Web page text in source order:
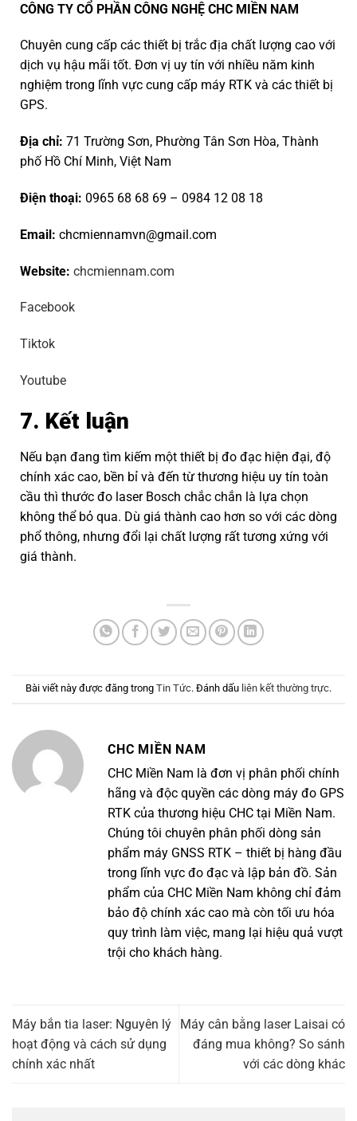
CÔNG TY CỔ PHẦN CÔNG NGHỆ CHC MIỀN NAM
Chuyên cung cấp các thiết bị trắc địa chất lượng cao với
dịch vụ hậu mãi tốt. Đơn vị uy tín với nhiều năm kinh
nghiệm trong lĩnh vực cung cấp máy RTK và các thiết bị
GPS.
Địa chỉ: 71 Trường Sơn, Phường Tân Sơn Hòa, Thành
phố Hồ Chí Minh, Việt Nam
Điện thoại: 0965 68 68 69 – 0984 12 08 18
Email: chcmiennamvn@gmail.com
Website: chcmiennam.com
Facebook
Tiktok
Youtube
7. Kết luận
Nếu bạn đang tìm kiếm một thiết bị đo đạc hiện đại, độ
chính xác cao, bền bỉ và đến từ thương hiệu uy tín toàn
cầu thì thước đo laser Bosch chắc chắn là lựa chọn
không thể bỏ qua. Dù giá thành cao hơn so với các dòng
phổ thông, nhưng đổi lại chất lượng rất tương xứng với
giá thành.
Bài viết này được đăng trong Tin Tức. Đánh dấu liên kết thường trực.
CHC MIỀN NAM
CHC Miền Nam là đơn vị phân phối chính
hãng và độc quyền các dòng máy đo GPS
RTK của thương hiệu CHC tại Miền Nam.
Chúng tôi chuyên phân phối dòng sản
phẩm máy GNSS RTK – thiết bị hàng đầu
trong lĩnh vực đo đạc và lập bản đồ. Sản
phẩm của CHC Miền Nam không chỉ đảm
bảo độ chính xác cao mà còn tối ưu hóa
quy trình làm việc, mang lại hiệu quả vượt
trội cho khách hàng.
Máy bắn tia laser: Nguyên lý
hoạt động và cách sử dụng
chính xác nhất
Máy cân bằng laser Laisai có
đáng mua không? So sánh
với các dòng khác